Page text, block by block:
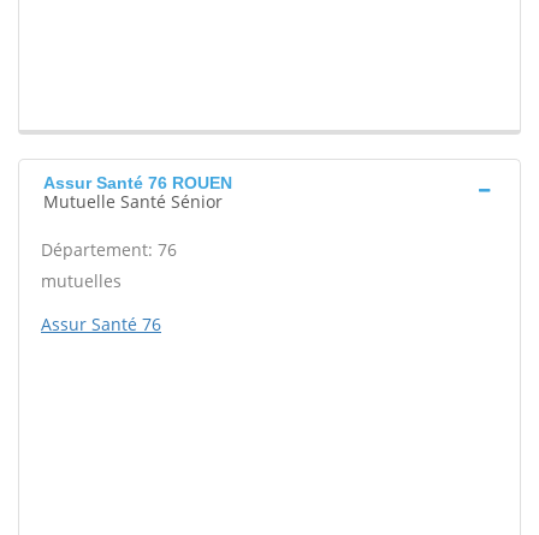
Assur Santé 76 ROUEN
Mutuelle Santé Sénior
Département: 76
mutuelles
Assur Santé 76